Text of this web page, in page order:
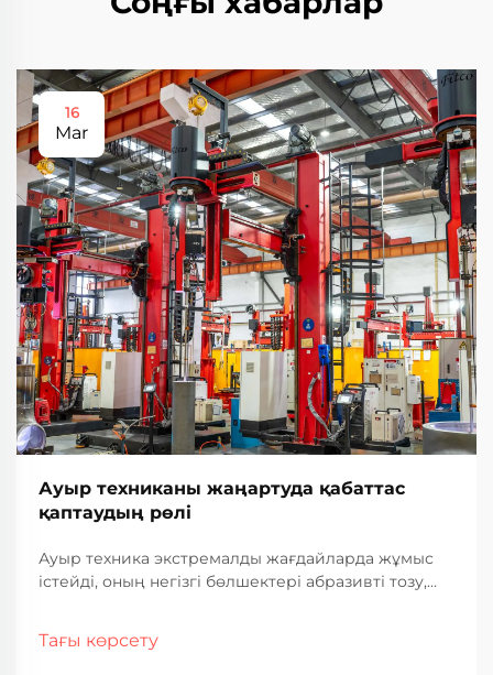
16
Mar
Ауыр техниканы жаңартуда қабаттас
қаптаудың рөлі
Ауыр техника экстремалды жағдайларда жұмыс
істейді, оның негізгі бөлшектері абразивті тозу,
жабдықтар тозу белгілерін көрсеткен кезде
Тағы көрсету